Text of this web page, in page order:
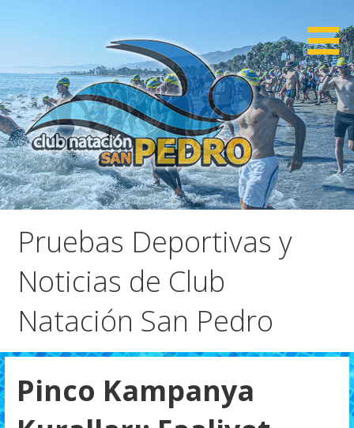
Club Natación San Pedro
CNSP
Pruebas Deportivas y
Noticias de Club
Natación San Pedro
Pinco Kampanya